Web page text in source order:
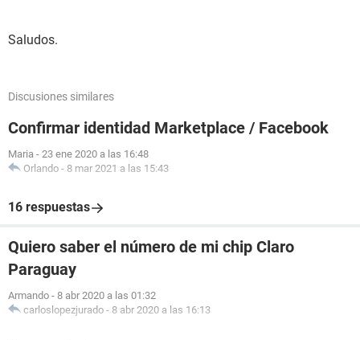
Saludos.
Discusiones similares
Confirmar identidad Marketplace / Facebook
Maria - 23 ene 2020 a las 16:48
Orlando - 8 mar 2021 a las 15:43
16 respuestas
Quiero saber el número de mi chip Claro
Paraguay
Armando - 8 abr 2020 a las 01:32
carloslopezjurado - 8 abr 2020 a las 16:13